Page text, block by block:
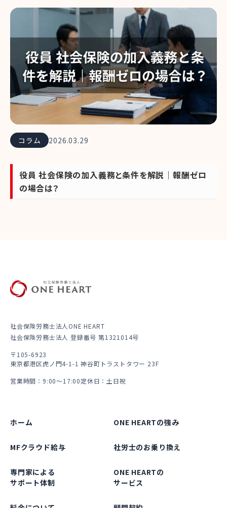
コラム 2026.03.29
役員 社会保険の加入義務と条件を解説｜報酬ゼロ
の場合は？
社会保険労務士法人ONE HEART
社会保険労務士法人 登録番号 第1321014号
〒105-6923
東京都港区虎ノ門4-1-1 神谷町トラストタワー 23F
営業時間：9:00～17:00定休日：土日祝
ホーム ONE HEARTの強み
MFクラウド給与 社労士のお乗り換え
専門家による
サポート体制
ONE HEARTの
サービス